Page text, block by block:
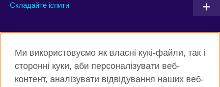
Складайте іспити
Connect with us
Facebook Twitter
Instagram Flickr
Ми використовуємо як власні кукі-файли, так і
сторонні куки, аби персоналізувати веб-
контент, аналізувати відвідування наших веб-